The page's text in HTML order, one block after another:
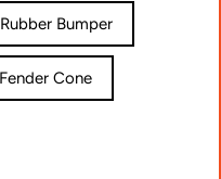
Rubber Bumper
Cone